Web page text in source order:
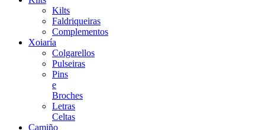
Kilts
Faldriqueiras
Complementos
Xoiaría
Colgarellos
Pulseiras
Pins
e
Broches
Letras
Celtas
Camiño